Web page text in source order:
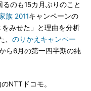
のも15カ月ぶりのこと
族 2011キャンペーンの
みせた」と理由を分析
、 のりかえキャンペー
ら6月の第一四半期の純
NTTドコモ。